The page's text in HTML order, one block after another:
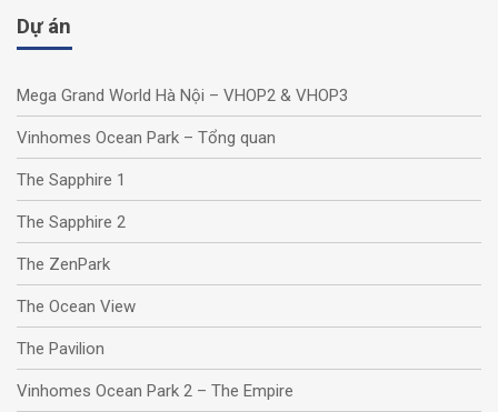
Dự án
Mega Grand World Hà Nội – VHOP2 & VHOP3
Vinhomes Ocean Park – Tổng quan
The Sapphire 1
The Sapphire 2
The ZenPark
The Ocean View
The Pavilion
Vinhomes Ocean Park 2 – The Empire